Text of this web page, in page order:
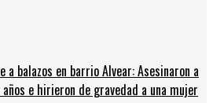
a balazos en barrio Alvear: Asesinaron a
e hirieron de gravedad a una mujer